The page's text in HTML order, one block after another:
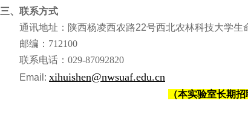
三、联系方式
通讯地址：陕西杨凌西农路22号西北农林科技大学生
邮编： 712100
联系电话： 029-87092820
Email: xihuishen@nwsuaf.edu.cn
（本实验室长期